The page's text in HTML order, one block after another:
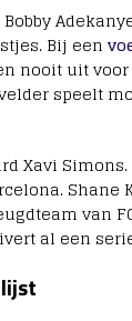
Bij een
nooit uit
speelt
Xavi
van
al een